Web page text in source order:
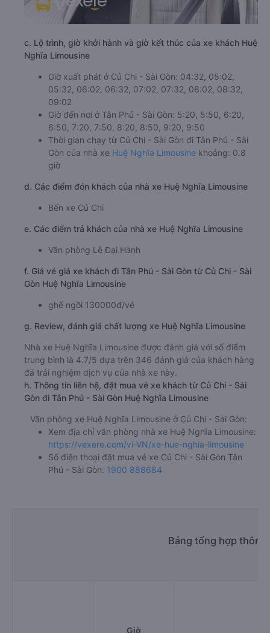
c. Lộ trình, giờ khởi hành và giờ kết thúc của xe khách Huệ
Nghĩa Limousine
Giờ xuất phát ở Củ Chi - Sài Gòn: 04:32, 05:02,
05:32, 06:02, 06:32, 07:02, 07:32, 08:02, 08:32,
09:02
Giờ đến nơi ở Tân Phú - Sài Gòn: 5:20, 5:50, 6:20,
6:50, 7:20, 7:50, 8:20, 8:50, 9:20, 9:50
Thời gian chạy từ Củ Chi - Sài Gòn đi Tân Phú - Sài
Gòn của nhà xe Huệ Nghĩa Limousine khoảng: 0.8
giờ
d. Các điểm đón khách của nhà xe Huệ Nghĩa Limousine
Bến xe Củ Chi
e. Các điểm trả khách của nhà xe Huệ Nghĩa Limousine
Văn phòng Lê Đại Hành
f. Giá vé giá xe khách đi Tân Phú - Sài Gòn từ Củ Chi - Sài
Gòn Huệ Nghĩa Limousine
ghế ngồi 130000đ/vé
g. Review, đánh giá chất lượng xe Huệ Nghĩa Limousine
Nhà xe Huệ Nghĩa Limousine được đánh giá với số điểm
trung bình là 4.7/5 dựa trên 346 đánh giá của khách hàng
đã trải nghiệm dịch vụ của nhà xe này.
h. Thông tin liên hệ, đặt mua vé xe khách từ Củ Chi - Sài
Gòn đi Tân Phú - Sài Gòn Huệ Nghĩa Limousine
Văn phòng xe Huệ Nghĩa Limousine ở Củ Chi - Sài Gòn:
Xem địa chỉ văn phòng nhà xe Huệ Nghĩa Limousine:
https://vexere.com/vi-VN/xe-hue-nghia-limousine
Số điện thoại đặt mua vé xe Củ Chi - Sài Gòn Tân
Phú - Sài Gòn: 1900 888684
Bảng tổng hợp thông
Giờ